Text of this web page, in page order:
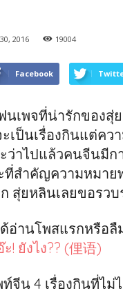
2016 19004
Facebook
นเพจที่น่ารักของสุ่
เป็นเรื่องกินแต่คว
ว่าไปแล้วคนจีนมี
ที่สำคัญความหมาย
สุ่ยหลินเลยขอรว
ด้อ่านโพสแรกหรือ
! ยังไง?? (俚语)
จีน 4 เรื่องกินที่ไม่